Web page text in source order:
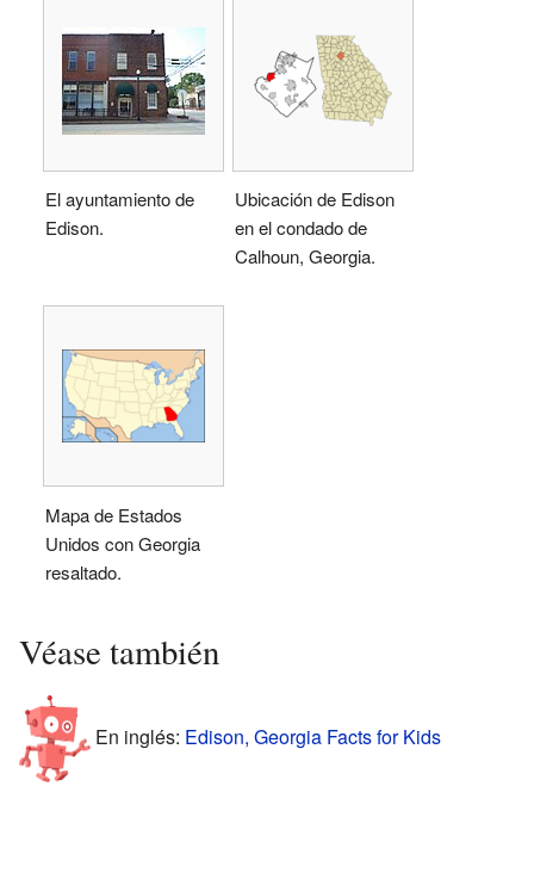
El ayuntamiento de
Edison.
Ubicación de Edison
en el condado de
Calhoun, Georgia.
Mapa de Estados
Unidos con Georgia
resaltado.
Véase también
En inglés: Edison, Georgia Facts for Kids